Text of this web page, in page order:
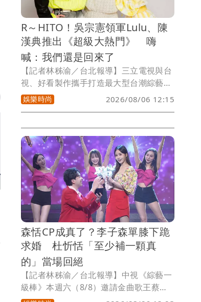
R～HITO！吳宗憲領軍Lulu
漢典推出《超級大熱門》
喊：我們還是回來了
娛樂時尚
問她有沒有什麼話想說，她講著講著就哭
了」。
R～HITO！吳宗憲領軍Lulu、陳
漢典推出《超級大熱門》 嗨
喊：我們還是回來了
【記者林秭渝／台北報導】三立電視與台
視、好看製作攜手打造最大型台潮綜藝節
目《超級大熱門》，正式進軍週六、日晚
間八點黃金時段，由吳宗憲、Lulu（黃路
度合體主持。三人過去憑藉絕佳默契創下
亮眼收視，更屢獲金鐘獎肯定，如今在觀
眾敲碗聲中重新集結，不只是熟悉組合回
歸，更全面升級打造跨世代的週末大型綜
藝娛樂綜藝。
娛樂時尚 2026/08/06 12:15
森恬CP成真了？李子森單膝下跪
求婚 杜忻恬「至少補一顆真
的」當場回絕
【記者林秭渝／台北報導】中視《綜藝一
級棒》本週六（8/8）邀請金曲歌王蔡小
虎再度擔任大來賓，一開場便以演唱會規